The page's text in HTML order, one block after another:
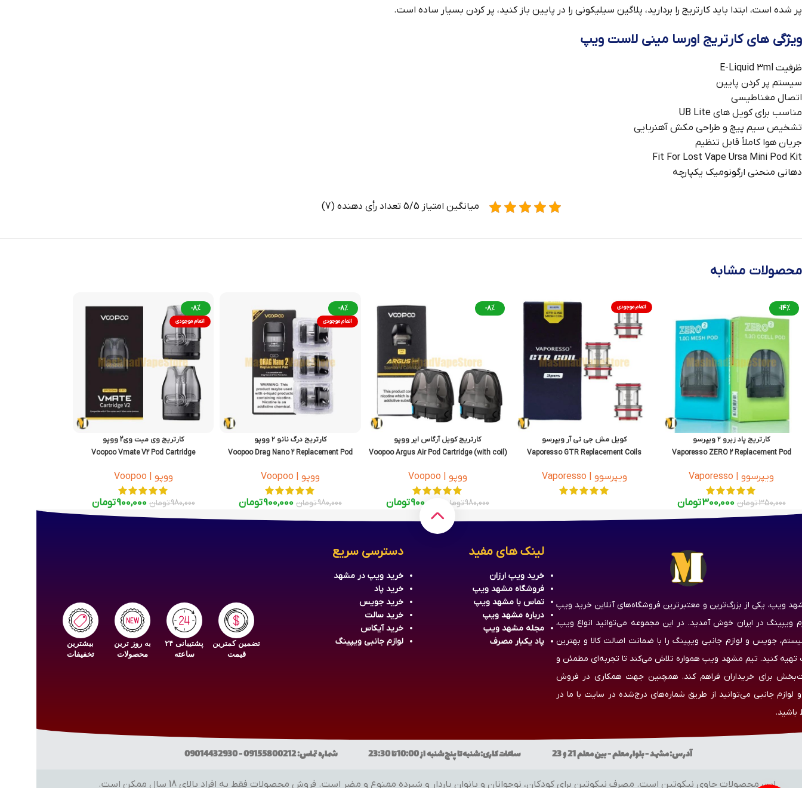
پر شده است، ابتدا باید کارتریج را بردارید، پلاگین سیلیکونی را در پایین باز کنید، پر کردن بسیار ساده است.
ویژگی های کارتریج اورسا مینی لاست ویپ
ظرفیت E-Liquid 3ml
سیستم پر کردن پایین
اتصال مغناطیسی
مناسب برای کویل های UB Lite
تشخیص سیم پیچ و طراحی مکش آهنربایی
جریان هوا کاملاً قابل تنظیم
Fit For Lost Vape Ursa Mini Pod Kit
دهانی منحنی ارگونومیک یکپارچه
میانگین امتیاز 5/5 تعداد رأی دهنده (7)
محصولات مشابه
-14%
کارتریج پاد زیرو ۲ ویپرسو
Vaporesso ZERO 2 Replacement Pod
ویپرسوو | Vaporesso
350,000تومان 300,000تومان
اتمام موجودی
کویل مش جی تی آر ویپرسو
Vaporesso GTR Replacement Coils
ویپرسوو | Vaporesso
-8%
کارتریج کویل آرگاس ایر ووپو
Voopoo Argus Air Pod Cartridge (with coil)
ووپو | Voopoo
980,000تومان 900,000تومان
-8%
اتمام موجودی
کارتریج درگ نانو ۲ ووپو
Voopoo Drag Nano 2 Replacement Pod
ووپو | Voopoo
980,000تومان 900,000تومان
-8%
اتمام موجودی
کارتریج وی میت وی2 ووپو
Voopoo Vmate V2 Pod Cartridge
ووپو | Voopoo
980,000تومان 900,000تومان
ویپ، یکی از بزرگ‌ترین و معتبرترین فروشگاه‌های آنلاین خرید ویپ
ویپینگ در ایران خوش آمدید. در این مجموعه می‌توانید انواع ویپ،
جویس و لوازم جانبی ویپینگ را با ضمانت اصالت کالا و بهترین
کنید. تیم مشهد ویپ همواره تلاش می‌کند تا تجربه‌ای مطمئن و
برای خریداران فراهم کند. همچنین جهت همکاری در فروش
لوازم جانبی می‌توانید از طریق شماره‌های درج‌شده در سایت با ما در
باشید.
لینک های مفید
خرید ویپ ارزان
فروشگاه مشهد ویپ
تماس با مشهد ویپ
درباره مشهد ویپ
مجله مشهد ویپ
پاد یکبار مصرف
دسترسی سریع
خریدویپدر مشهد
خریدپاد
خرید جویس
خرید سالت
خرید آیکاس
لوازم جانبی ویپینگ
تضمین کمترین
قیمت
پشتیبانی ۲۴
ساعته
به روز ترین
محصولات
بیشترین
تخفیفات
آدرس: مشهد - بلوار معلم - بین معلم 21 و 23 ساعات کاری: شنبه تا پنج شنبه از 10:00 تا 23:30 شماره تماس: 09155800212 - 09014432930
این محصولات حاوی نیکوتین است. مصرف نیکوتین برای کودکان، نوجوانان و بانوان باردار و شیرده ممنوع و مضر است. فروش محصولات فقط به افراد بالای 18 سال ممکن است.